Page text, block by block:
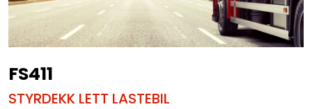
FS411
STYRDEKK LETT LASTEBIL